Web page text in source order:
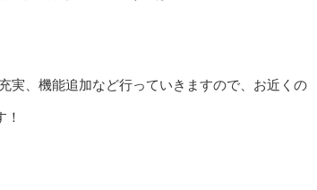
実、機能追加など行っていきますので、お近くの